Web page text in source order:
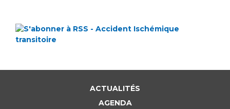
ACTUALITÉS
AGENDA